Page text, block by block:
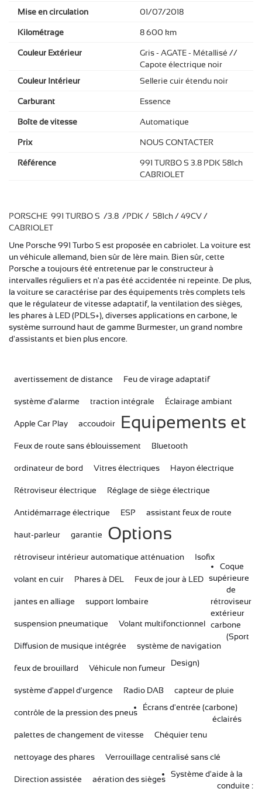
Mise en circulation 01/07/2018
Kilométrage 8 600 km
Couleur Extérieur
Gris - AGATE - Métallisé //
Capote électrique noir
Couleur Intérieur
Sellerie cuir étendu noir
Carburant Essence
Boîte de vitesse Automatique
Prix NOUS CONTACTER
Référence
991 TURBO S 3.8 PDK 581ch
CABRIOLET
PORSCHE 991 TURBO S /3.8 /PDK / 581ch / 49CV /
CABRIOLET
Une Porsche 991 Turbo S est proposée en cabriolet. La voiture est
un véhicule allemand, bien sûr de 1ère main. Bien sûr, cette
Porsche a toujours été entretenue par le constructeur à
intervalles réguliers et n'a pas été accidentée ni repeinte. De plus,
la voiture se caractérise par des équipements très complets tels
que le régulateur de vitesse adaptatif, la ventilation des sièges,
les phares à LED (PDLS+), diverses applications en carbone, le
système surround haut de gamme Burmester, un grand nombre
d'assistants et bien plus encore.
avertissement de distance Feu de virage adaptatif
système d'alarme traction intégrale Éclairage ambiant
Apple Car Play accoudoir
Feux de route sans éblouissement Bluetooth
ordinateur de bord Vitres électriques Hayon électrique
Rétroviseur électrique Réglage de siège électrique
Antidémarrage électrique ESP assistant feux de route
haut-parleur garantie
rétroviseur intérieur automatique atténuation Isofix
volant en cuir Phares à DEL Feux de jour à LED
jantes en alliage support lombaire
suspension pneumatique Volant multifonctionnel
Diffusion de musique intégrée système de navigation
feux de brouillard Véhicule non fumeur
système d'appel d'urgence Radio DAB capteur de pluie
contrôle de la pression des pneus
palettes de changement de vitesse Chéquier tenu
nettoyage des phares Verrouillage centralisé sans clé
Direction assistée aération des sièges
Equipements et
Options
Coque
supérieure
de
rétroviseur
extérieur
carbone
(Sport
Design)
Écrans d'entrée (carbone)
éclairés
Système d'aide à la
conduite :